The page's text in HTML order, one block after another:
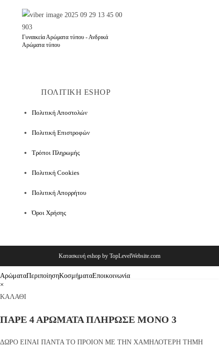
Γυναικεία Αρώματα τύπου - Ανδρικά
Αρώματα τύπου
ΠΟΛΙΤΙΚΗ ESHOP
Πολιτική Αποστολών
Πολιτική Επιστροφών
Τρόποι Πληρωμής
Πολιτική Cookies
Πολιτική Απορρήτου
Όροι Χρήσης
Κατασκευή eshop by TopLevelWebsite.com
ΑρώματαΠεριποίησηΚοσμήματαΕποικοινωνία
×
ΚΑΛΑΘΙ
ΠΑΡΕ 4 ΑΡΩΜΑΤΑ ΠΛΗΡΩΣΕ ΜΟΝΟ 3
ΔΩΡΟ ΕΙΝΑΙ ΠΑΝΤΑ ΤΟ ΠΡΟΙΟΝ ΜΕ ΤΗΝ ΧΑΜΗΛΟΤΕΡΗ ΤΗΜΗ